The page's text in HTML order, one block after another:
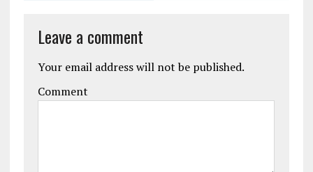
Leave a comment
Your email address will not be published.
Comment